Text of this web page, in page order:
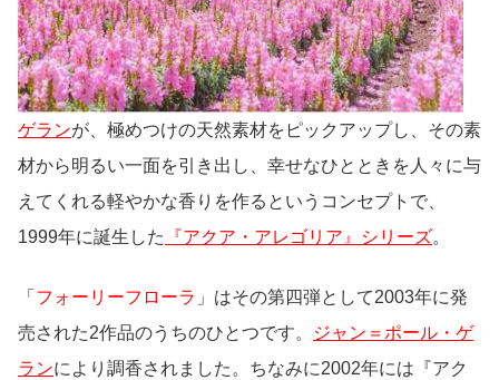
ゲランが、極めつけの天然素材をピックアップし、その素
材から明るい一面を引き出し、幸せなひとときを人々に与
えてくれる軽やかな香りを作るというコンセプトで、
1999年に誕生した
『アクア・アレゴリア』シリーズ。
「 フォーリーフローラ 」はその第四弾として2003年に発
売された2作品のうちのひとつです。
ジャン＝ポール・ゲ
ランにより調香されました。ちなみに2002年には『アク